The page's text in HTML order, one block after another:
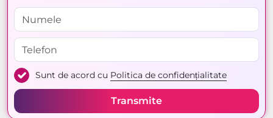
Sunt de acord cu Politica de confidențialitate
Transmite